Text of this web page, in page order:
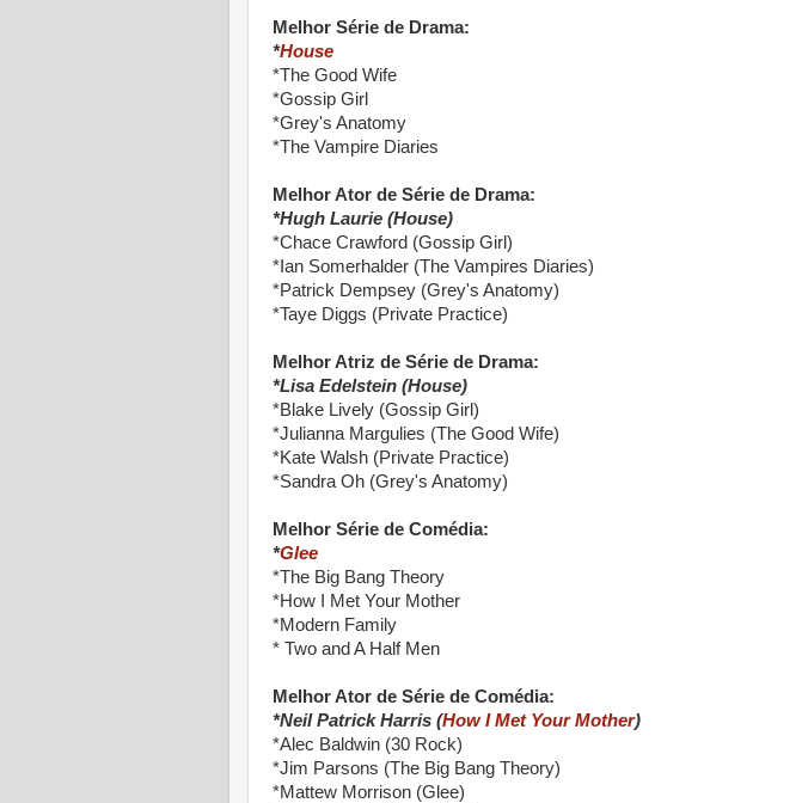
Melhor Série de Drama:
*House
*The Good Wife
*Gossip Girl
*Grey's Anatomy
*The Vampire Diaries
Melhor Ator de Série de Drama:
*Hugh Laurie (House)
*Chace Crawford (Gossip Girl)
*Ian Somerhalder (The Vampires Diaries)
*Patrick Dempsey (Grey's Anatomy)
*Taye Diggs (Private Practice)
Melhor Atriz de Série de Drama:
*Lisa Edelstein (House)
*Blake Lively (Gossip Girl)
*Julianna Margulies (The Good Wife)
*Kate Walsh (Private Practice)
*Sandra Oh (Grey's Anatomy)
Melhor Série de Comédia:
*Glee
*The Big Bang Theory
*How I Met Your Mother
*Modern Family
* Two and A Half Men
Melhor Ator de Série de Comédia:
*Neil Patrick Harris (How I Met Your Mother)
*Alec Baldwin (30 Rock)
*Jim Parsons (The Big Bang Theory)
*Mattew Morrison (Glee)